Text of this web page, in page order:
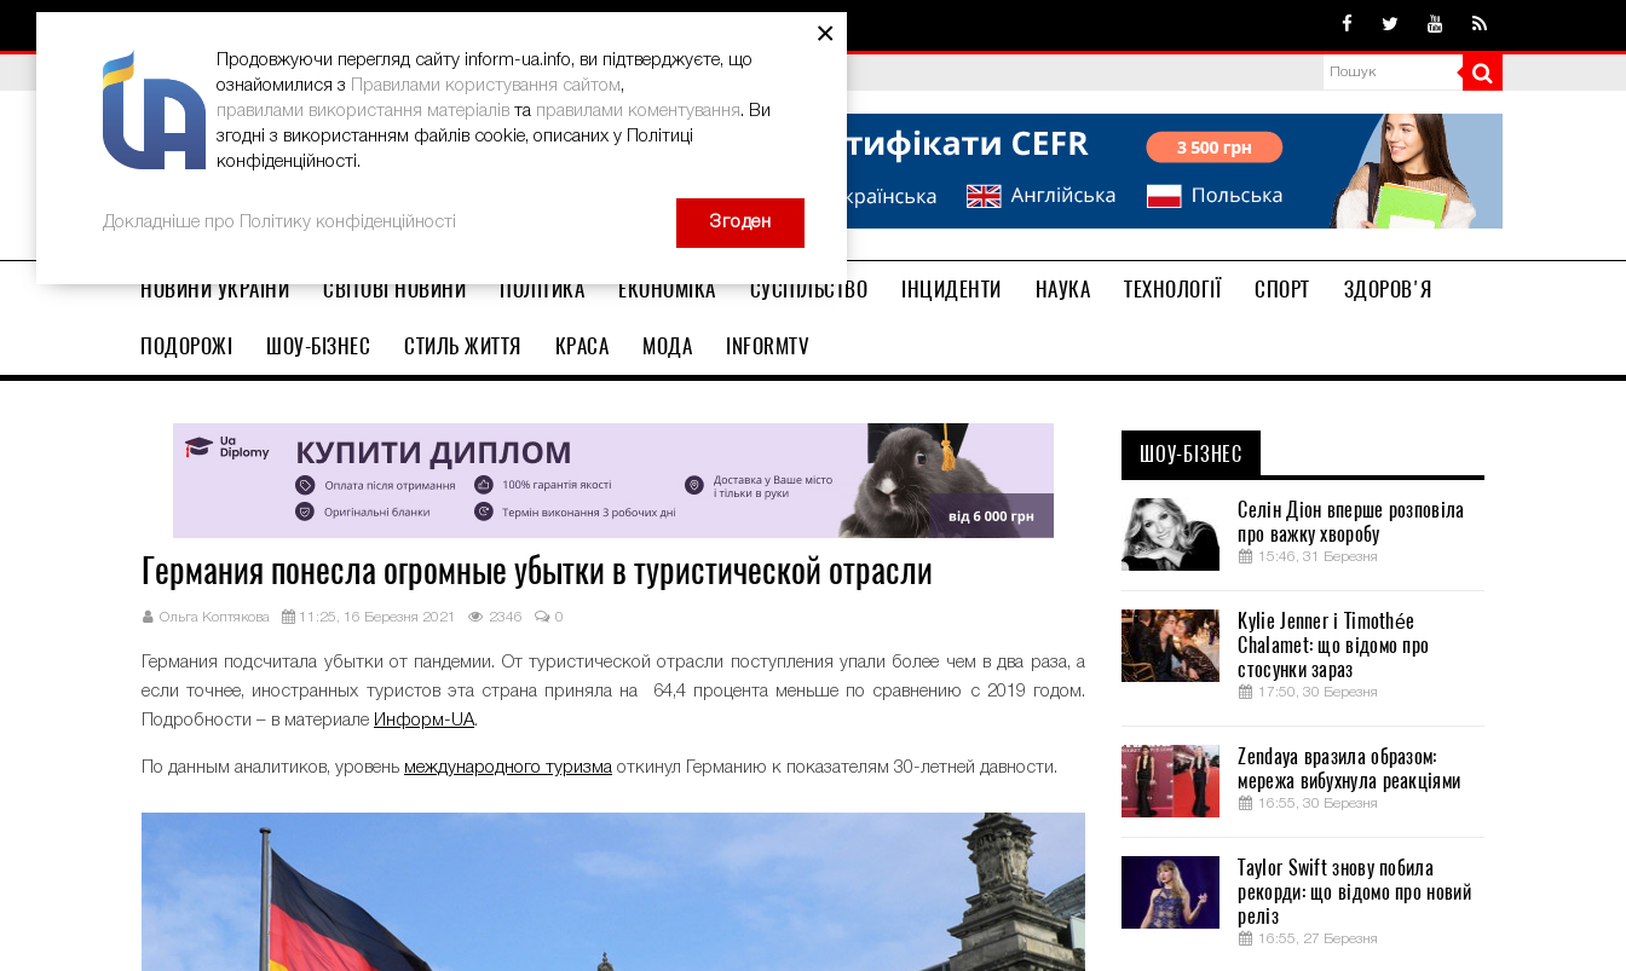
ВИБІР РЕДАКЦІЇ В Україні стартував ювілейний Global Teacher Prize-2026
НОВИНИ УКРАЇНИ СВІТОВІ НОВИНИ ПОЛІТИКА ЕКОНОМІКА СУСПІЛЬСТВО ІНЦИДЕНТИ НАУКА ТЕХНОЛОГІЇ СПОРТ
ЗДОРОВ'Я
ПОДОРОЖІ
ШОУ-БІЗНЕС СТИЛЬ ЖИТТЯ КРАСА МОДА INFORMTV
Германия понесла огромные убытки в туристической отрасли
Ольга Коптякова 11:25, 16 Березня 2021 2346 0
Германия подсчитала убытки от пандемии. От туристической отрасли поступления упали более чем в два раза, а
если точнее, иностранных туристов эта страна приняла на 64,4 процента меньше по сравнению с 2019 годом.
Подробности – в материале Информ-UA.
По данным аналитиков, уровень международного туризма откинул Германию к показателям 30-летней давности.
ШОУ-БІЗНЕС
Селін Діон вперше розповіла
про важку хворобу
15:46, 31 Березня
Kylie Jenner і Timothée
Chalamet: що відомо про
стосунки зараз
17:50, 30 Березня
Zendaya вразила образом:
мережа вибухнула реакціями
16:55, 30 Березня
Taylor Swift знову побила
рекорди: що відомо про новий
реліз
16:55, 27 Березня
×
Продовжуючи перегляд сайту inform-ua.info, ви підтверджуєте, що
ознайомилися з
Правилами користування сайтом,
правилами використання матеріалів та правилами коментування. Ви
згодні з використанням файлів cookie, описаних у Політиці
конфіденційності.
Докладніше про Політику конфіденційності Згоден